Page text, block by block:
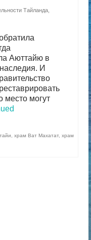
Тайланда
Аюттайю в
И
место могут
храм Ват Махатат, храм